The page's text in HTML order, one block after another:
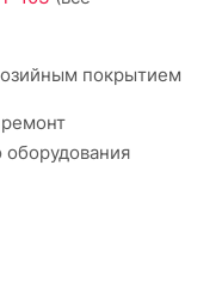
покрытием
оборудования